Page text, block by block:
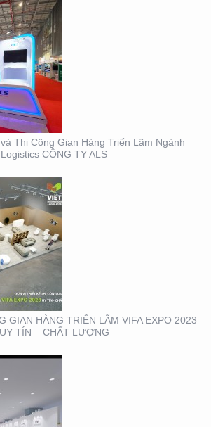
Thi Công Gian Hàng Triển Lãm Ngành
Logistics CÔNG TY ALS
CÔNG
LÃM
UY TÍN
GIAN HÀNG TRIỂN LÃM VIFA EXPO 2023
UY TÍN – CHẤT LƯỢNG
CÔNG
MỸ
CÔNG